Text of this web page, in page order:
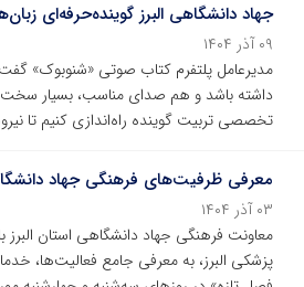
جهاد دانشگاهی البرز گوینده‌حرفه‌ای
۰۹ آذر ۱۴۰۴
مدیرعامل پلتفرم کتاب صوتی «شنوبوک»
داشته باشد و هم صدای مناسب، بسیار
تخصصی تربیت گوینده راه‌اندازی کنیم تا
معرفی ظرفیت‌های فرهنگی جهاد
۰۳ آذر ۱۴۰۴
پزشکی البرز، به معرفی جامع فعالیت‌ها،